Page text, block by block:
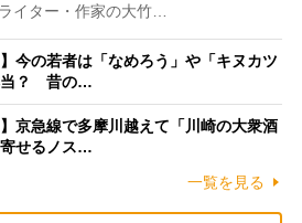
イター・作家の大竹…
今の若者は「なめろう」や「キヌカツ
当？ 昔の…
京急線で多摩川越えて「川崎の大衆酒
せるノス…
一覧を見る